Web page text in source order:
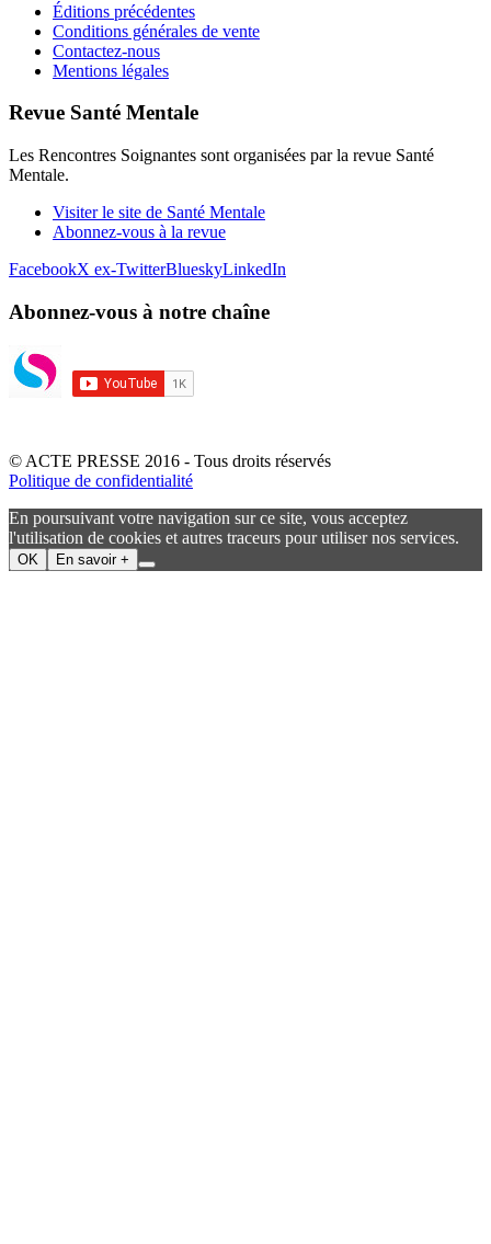
Éditions précédentes
Conditions générales de vente
Contactez-nous
Mentions légales
Revue Santé Mentale
Les Rencontres Soignantes sont organisées par la revue Santé
Mentale.
Visiter le site de Santé Mentale
Abonnez-vous à la revue
FacebookX ex-TwitterBlueskyLinkedIn
Abonnez-vous à notre chaîne
© ACTE PRESSE 2016 - Tous droits réservés
Politique de confidentialité
En poursuivant votre navigation sur ce site, vous acceptez
l'utilisation de cookies et autres traceurs pour utiliser nos services.
OK En savoir +